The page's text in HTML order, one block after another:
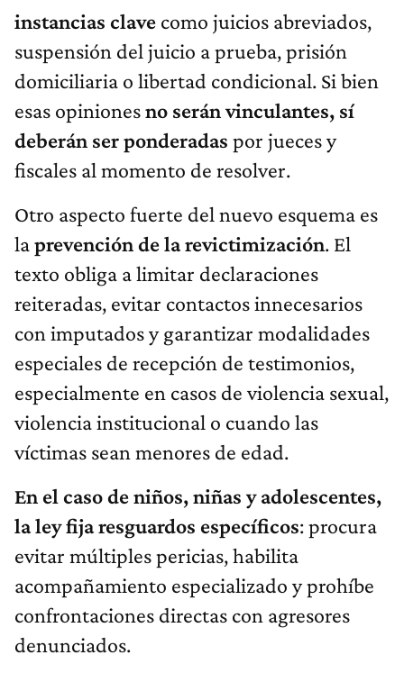
instancias clave como juicios abreviados,
suspensión del juicio a prueba, prisión
domiciliaria o libertad condicional. Si bien
esas opinionesno serán vinculantes, sí
deberán ser ponderadas por jueces y
fiscales al momento de resolver.
Otro aspecto fuerte del nuevo esquema es
laprevención de la revictimización. El
texto obliga a limitar declaraciones
reiteradas, evitar contactos innecesarios
con imputados y garantizar modalidades
especiales de recepción de testimonios,
especialmente en casos de violencia sexual,
violencia institucional o cuando las
víctimas sean menores de edad.
En el caso de niños, niñas y adolescentes,
la ley fija resguardos específicos: procura
evitar múltiples pericias, habilita
acompañamiento especializado y prohíbe
confrontaciones directas con agresores
denunciados.